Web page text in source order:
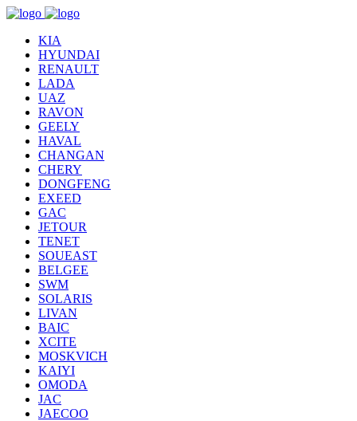
KIA
HYUNDAI
RENAULT
LADA
UAZ
RAVON
GEELY
HAVAL
CHANGAN
CHERY
DONGFENG
EXEED
GAC
JETOUR
TENET
SOUEAST
BELGEE
SWM
SOLARIS
LIVAN
BAIC
XCITE
MOSKVICH
KAIYI
OMODA
JAC
JAECOO